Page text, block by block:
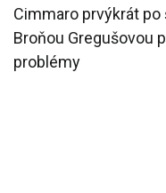
Cimmaro prvýkrát
Broňou Gregušovou
problémy